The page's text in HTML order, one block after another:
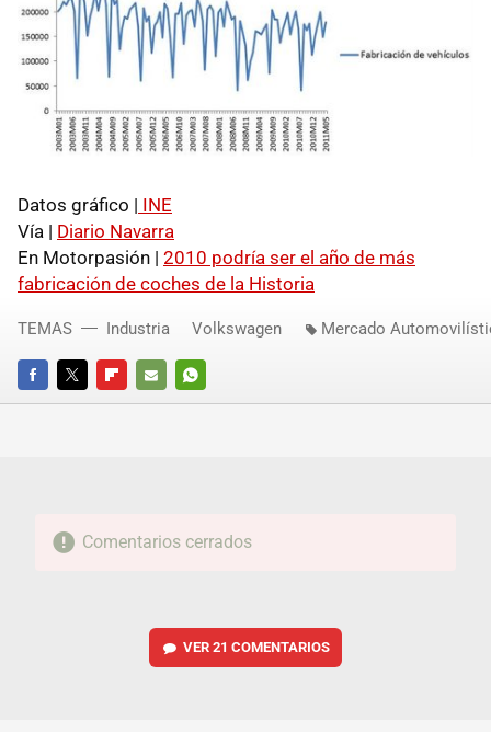
Datos gráfico | INE
Vía | Diario Navarra
En Motorpasión | 2010 podría ser el año de más
fabricación de coches de la Historia
FACEBOOKTWITTERFLIPBOARD
E-
WHATSAPP
TEMAS Industria Volkswagen Mercado
Comentarios cerrados
VER 21 COMENTARIOS